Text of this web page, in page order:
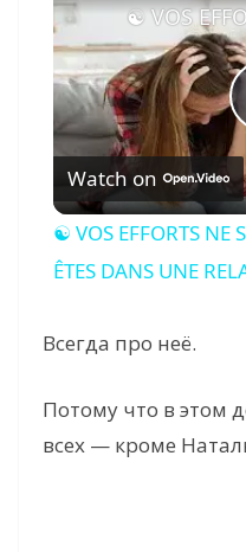
Watch on
☯ VOS EFFORTS NE
ÊTES DANS UNE
Всегда про неё.
Потому что в этом
всех — кроме